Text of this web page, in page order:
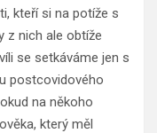
kteří si na potíže s
z nich ale obtíže
se setkáváme jen s
postcovidového
na někoho
který měl